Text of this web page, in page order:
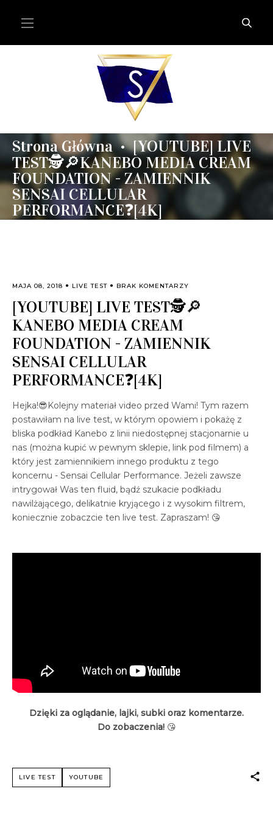
Strona Główna • [YOUTUBE] LIVE
TEST🕵️🔎KANEBO MEDIA CREAM
FOUNDATION - ZAMIENNIK
SENSAI CELLULAR
PERFORMANCE❓[4K]
MAJA 08, 2018 LIVE TEST BRAK KOMENTARZY
[YOUTUBE] LIVE TEST🕵️🔎
KANEBO MEDIA CREAM
FOUNDATION - ZAMIENNIK
SENSAI CELLULAR
PERFORMANCE❓[4K]
Hejka!😎Kolejny materiał video przed Wami! Tym razem
postawiłam na live test, w którym opowiem i pokażę z
bliska podkład Kanebo z linii niedostępnej stacjonarnie u
nas (można kupić w pewnym sklepie, link pod filmem) a
który jest zamiennikiem innego produktu z tego
koncernu - Sensai Cellular Performance. Jeżeli zawsze
intrygował Was ten fluid, bądź szukacie podkładu
nawilżającego, delikatnie kryjącego i z wysokim filtrem,
koniecznie zobaczcie ten live test. Zapraszam! 😘
Dzięki za oglądanie, lajki, subki oraz komentarze.
Do zobaczenia!😘
LIVE TEST YOUTUBE